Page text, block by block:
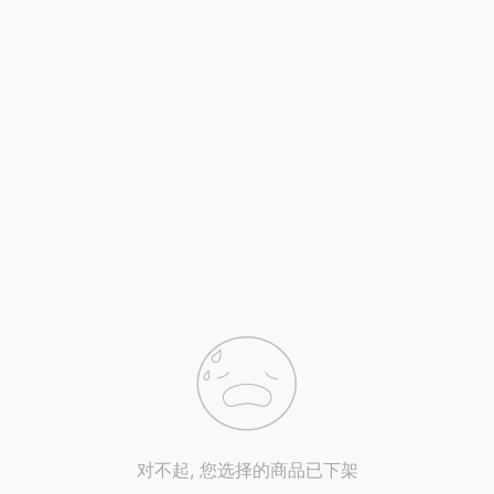
对不起, 您选择的商品已下架